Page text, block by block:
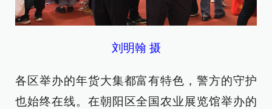
刘明翰 摄
各区举办的年货大集都富有特色，警方的守护
也始终在线。在朝阳区全国农业展览馆举办的